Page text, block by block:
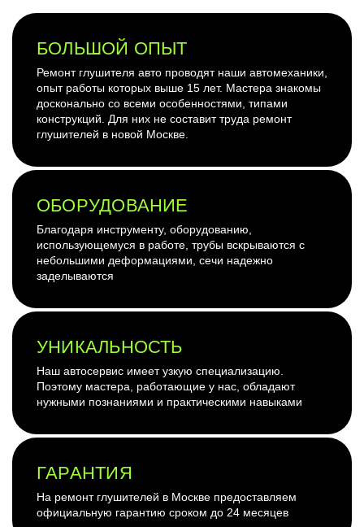
БОЛЬШОЙ ОПЫТ
Ремонт глушителя авто проводят наши автомеханики,
опыт работы которых выше 15 лет. Мастера знакомы
досконально со всеми особенностями, типами
конструкций. Для них не составит труда ремонт
глушителей в новой Москве.
ОБОРУДОВАНИЕ
Благодаря инструменту, оборудованию,
использующемуся в работе, трубы вскрываются с
небольшими деформациями, сечи надежно
заделываются
УНИКАЛЬНОСТЬ
Наш автосервис имеет узкую специализацию.
Поэтому мастера, работающие у нас, обладают
нужными познаниями и практическими навыками
ГАРАНТИЯ
На ремонт глушителей в Москве предоставляем
официальную гарантию сроком до 24 месяцев